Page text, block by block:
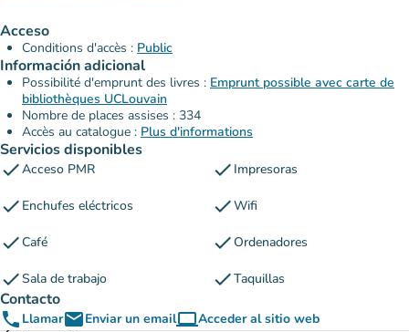
Acceso
Conditions d'accès : Public
Información adicional
Possibilité d'emprunt des livres : Emprunt possible avec carte de
bibliothèques UCLouvain
Nombre de places assises : 334
Accès au catalogue : Plus d'informations
Servicios disponibles
checkAcceso PMR check Impresoras
check Enchufes eléctricos checkWifi
checkCafé checkOrdenadores
checkSala de trabajo checkTaquillas
Contacto
phone LlamaremailEnviar un emailcomputerAcceder al sitio web
(nueva pestaña)